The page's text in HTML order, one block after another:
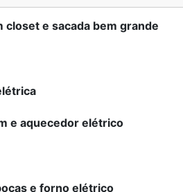
e sacada bem grande
e aquecedor elétrico
e forno elétrico